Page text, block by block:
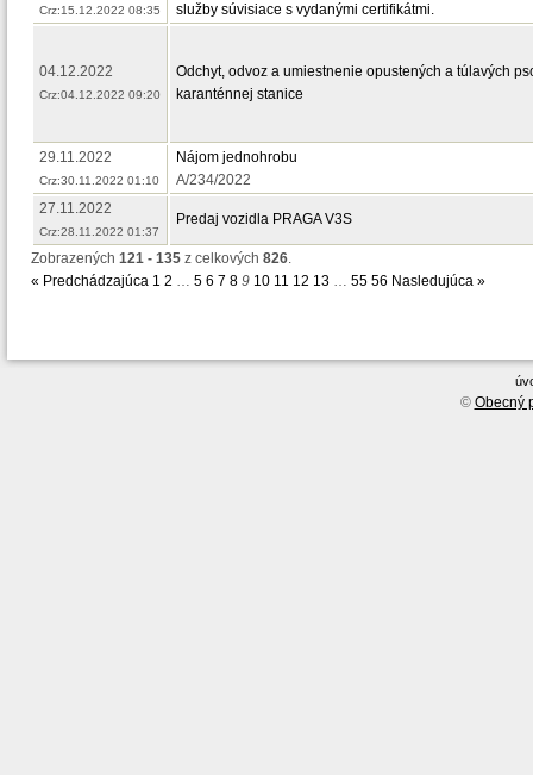
Crz:15.12.2022 08:35
služby súvisiace s vydanými certifikátmi.
04.12.2022
Crz:04.12.2022 09:20
Odchyt, odvoz a umiestnenie opustených a túlavých
karanténnej stanice
29.11.2022
Crz:30.11.2022 01:10
Nájom jednohrobu
A/234/2022
27.11.2022
Crz:28.11.2022 01:37
Predaj vozidla PRAGA V3S
Zobrazených 121 - 135 z celkových 826.
« Predchádzajúca 1 2 … 5 6 7 8 9 10 11 12 13 … 55 56 Nasledujúca »
© Obecný